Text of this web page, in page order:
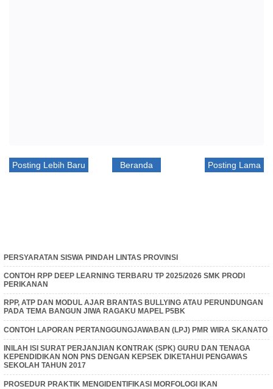
Posting Lebih Baru Posting Lama
Beranda
PERSYARATAN SISWA PINDAH LINTAS PROVINSI
CONTOH RPP DEEP LEARNING TERBARU TP 2025/2026 SMK PRODI
PERIKANAN
RPP, ATP DAN MODUL AJAR BRANTAS BULLYING ATAU PERUNDUNGAN
PADA TEMA BANGUN JIWA RAGAKU MAPEL P5BK
CONTOH LAPORAN PERTANGGUNGJAWABAN (LPJ) PMR WIRA SKANATO
INILAH ISI SURAT PERJANJIAN KONTRAK (SPK) GURU DAN TENAGA
KEPENDIDIKAN NON PNS DENGAN KEPSEK DIKETAHUI PENGAWAS
SEKOLAH TAHUN 2017
PROSEDUR PRAKTIK MENGIDENTIFIKASI MORFOLOGI IKAN